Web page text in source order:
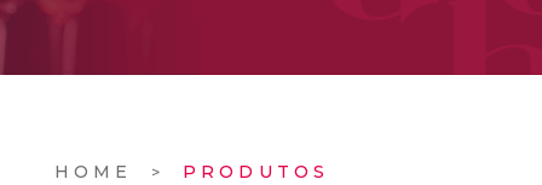
HOME
PRODUTOS